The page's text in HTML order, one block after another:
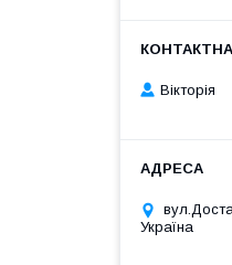
Вікторія
Україна